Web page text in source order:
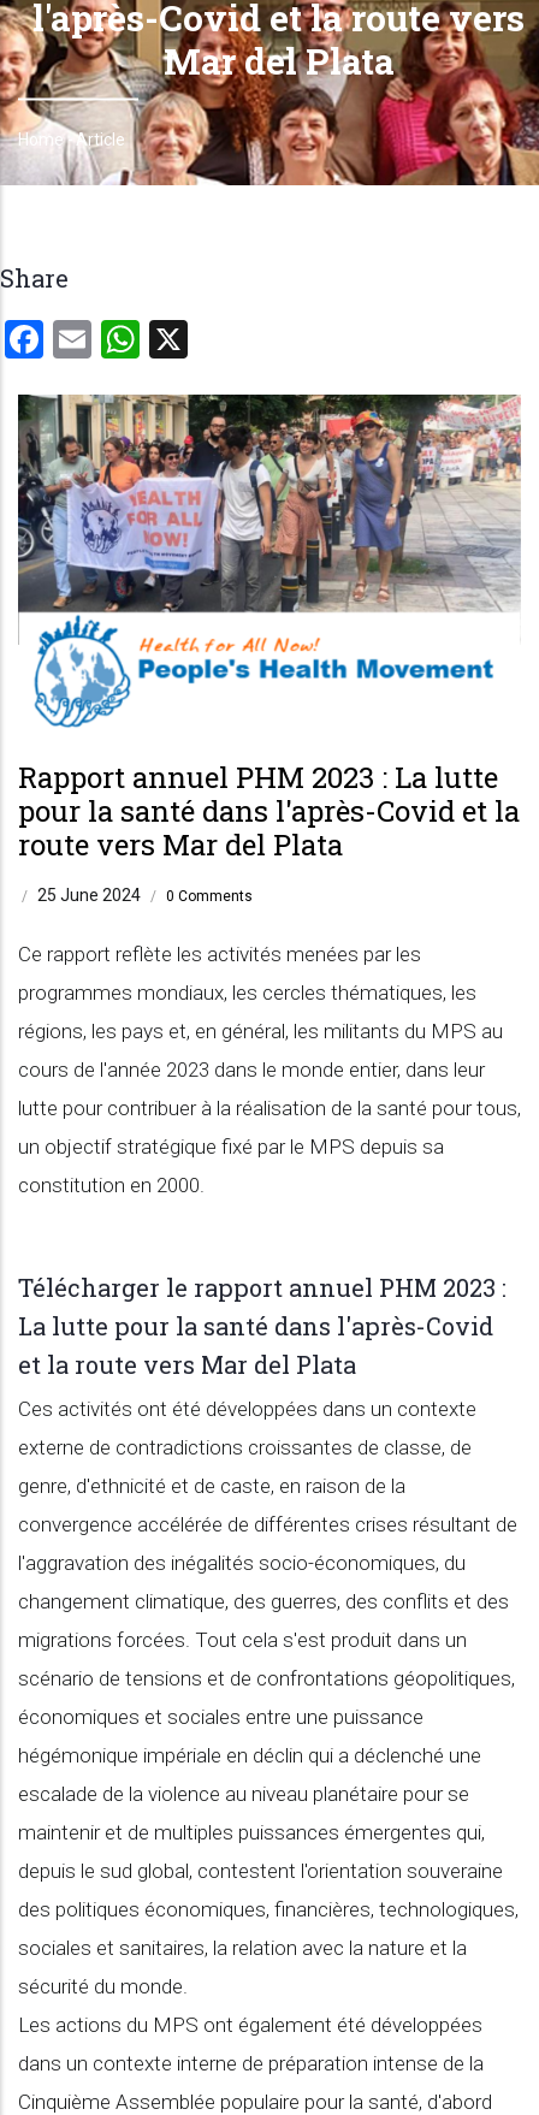
l'après-Covid et la route vers
Mar del Plata
Breadcrumb
Home -Article
Share
Facebook
EmailWhatsApp
Rapport annuel PHM 2023 : La lutte
pour la santé dans l'après-Covid et la
route vers Mar del Plata
/ 25 June 2024 / 0 Comments
Ce rapport reflète les activités menées par les
programmes mondiaux, les cercles thématiques, les
régions, les pays et, en général, les militants du MPS au
cours de l'année 2023 dans le monde entier, dans leur
lutte pour contribuer à la réalisation de la santé pour tous,
un objectif stratégique fixé par le MPS depuis sa
constitution en 2000.
Télécharger le rapport annuel PHM 2023 :
La lutte pour la santé dans l'après-Covid
et la route vers Mar del Plata
Ces activités ont été développées dans un contexte
externe de contradictions croissantes de classe, de
genre, d'ethnicité et de caste, en raison de la
convergence accélérée de différentes crises résultant de
l'aggravation des inégalités socio-économiques, du
changement climatique, des guerres, des conflits et des
migrations forcées. Tout cela s'est produit dans un
scénario de tensions et de confrontations géopolitiques,
économiques et sociales entre une puissance
hégémonique impériale en déclin qui a déclenché une
escalade de la violence au niveau planétaire pour se
maintenir et de multiples puissances émergentes qui,
depuis le sud global, contestent l'orientation souveraine
des politiques économiques, financières, technologiques,
sociales et sanitaires, la relation avec la nature et la
sécurité du monde.
Les actions du MPS ont également été développées
dans un contexte interne de préparation intense de la
Cinquième Assemblée populaire pour la santé, d'abord